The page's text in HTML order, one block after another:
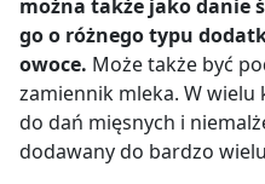
można także jako danie
go o różnego typu
owoce. Może także być
zamiennik mleka. W
do dań mięsnych i
dodawany do bardzo